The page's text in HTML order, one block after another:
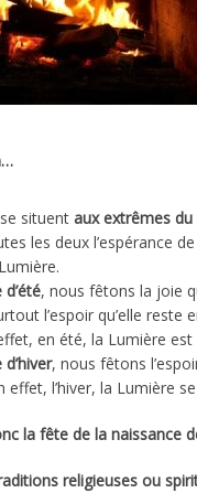
situentaux extrêmes du
les deux l’espérance
, nous fêtons la joie
l’espoir qu’elle reste
en été, la Lumière est
, nous fêtons
effet, l’hiver, la Lumière
la fête de la naissance
religieuses ou